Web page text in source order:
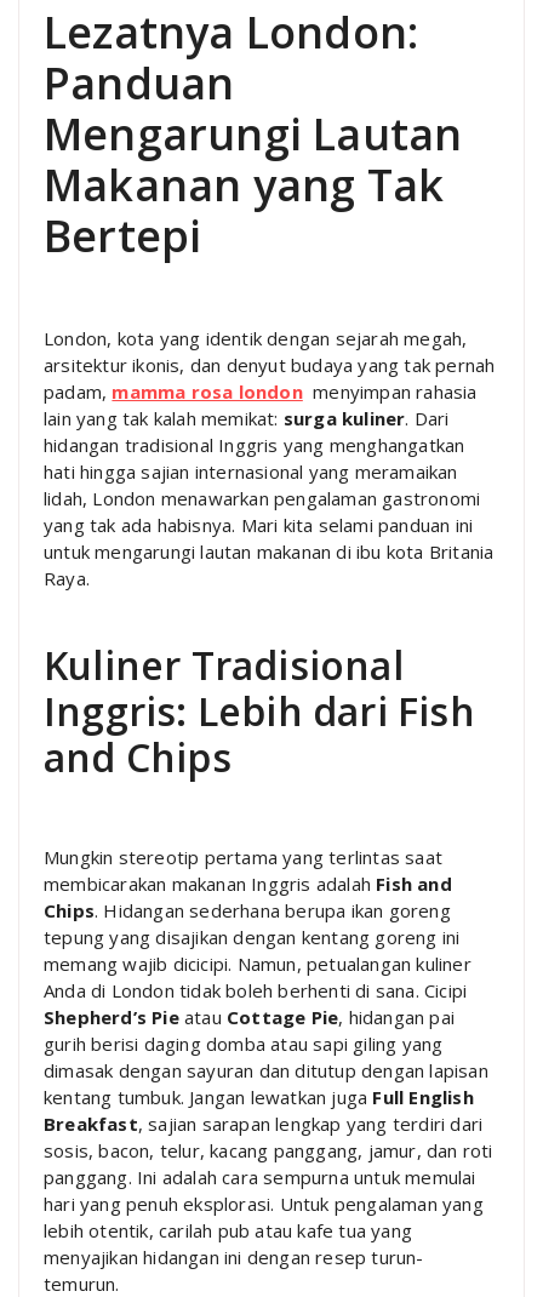
Lezatnya London:
Panduan
Mengarungi Lautan
Makanan yang Tak
Bertepi
London, kota yang identik dengan sejarah megah,
arsitektur ikonis, dan denyut budaya yang tak pernah
padam, mamma rosa londonmenyimpan rahasia
lain yang tak kalah memikat: surga kuliner. Dari
hidangan tradisional Inggris yang menghangatkan
hati hingga sajian internasional yang meramaikan
lidah, London menawarkan pengalaman gastronomi
yang tak ada habisnya. Mari kita selami panduan ini
untuk mengarungi lautan makanan di ibu kota Britania
Raya.
Kuliner Tradisional
Inggris: Lebih dari Fish
and Chips
Mungkin stereotip pertama yang terlintas saat
membicarakan makanan Inggris adalah Fish and
Chips. Hidangan sederhana berupa ikan goreng
tepung yang disajikan dengan kentang goreng ini
memang wajib dicicipi. Namun, petualangan kuliner
Anda di London tidak boleh berhenti di sana. Cicipi
Shepherd’s Pieatau Cottage Pie, hidangan pai
gurih berisi daging domba atau sapi giling yang
dimasak dengan sayuran dan ditutup dengan lapisan
kentang tumbuk. Jangan lewatkan juga Full English
Breakfast, sajian sarapan lengkap yang terdiri dari
sosis, bacon, telur, kacang panggang, jamur, dan roti
panggang. Ini adalah cara sempurna untuk memulai
hari yang penuh eksplorasi. Untuk pengalaman yang
lebih otentik, carilah pub atau kafe tua yang
menyajikan hidangan ini dengan resep turun-
temurun.